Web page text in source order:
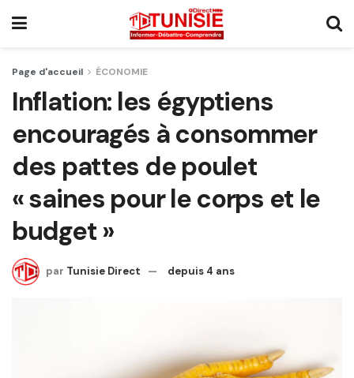
Page d'accueil ÉCONOMIE
Inflation: les égyptiens
encouragés à consommer
des pattes de poulet
« saines pour le corps et le
budget »
par Tunisie Direct depuis 4 ans